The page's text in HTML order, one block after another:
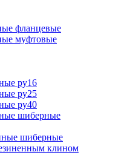
фланцевые
муфтовые
ру16
ру25
ру40
шиберные
шиберные
клином